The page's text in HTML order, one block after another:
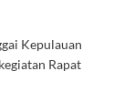
Kepulauan
Rapat